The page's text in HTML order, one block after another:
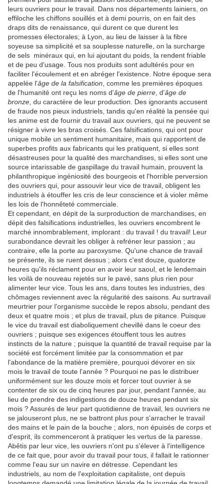
leurs ouvriers pour le travail. Dans nos départements lainiers, on
effiloche les chiffons souillés et à demi pourris, on en fait des
draps dits de renaissance, qui durent ce que durent les
promesses électorales; à Lyon, au lieu de laisser à la fibre
soyeuse sa simplicité et sa souplesse naturelle, on la surcharge
de sels minéraux qui, en lui ajoutant du poids, la rendent friable
et de peu d'usage. Tous nos produits sont adultérés pour en
faciliter l'écoulement et en abréger l'existence. Notre époque sera
appelée l'âge de la falsification , comme les premières époques
de l'humanité ont reçu les noms d'âge de pierre , d'âge de
bronze , du caractère de leur production. Des ignorants accusent
de fraude nos pieux industriels, tandis qu'en réalité la pensée qui
les anime est de fournir du travail aux ouvriers, qui ne peuvent se
résigner à vivre les bras croisés. Ces falsifications, qui ont pour
unique mobile un sentiment humanitaire, mais qui rapportent de
superbes profits aux fabricants qui les pratiquent, si elles sont
désastreuses pour la qualité des marchandises, si elles sont une
source intarissable de gaspillage du travail humain, prouvent la
philanthropique ingéniosité des bourgeois et l'horrible perversion
des ouvriers qui, pour assouvir leur vice de travail, obligent les
industriels à étouffer les cris de leur conscience et à violer même
les lois de l'honnêteté commerciale.
Et cependant, en dépit de la surproduction de marchandises, en
dépit des falsifications industrielles, les ouvriers encombrent le
marché innombrablement, implorant : du travail ! du travail! Leur
surabondance devrait les obliger à refréner leur passion ; au
contraire, elle la porte au paroxysme. Qu'une chance de travail
se présente, ils se ruent dessus ; alors c'est douze, quatorze
heures qu'ils réclament pour en avoir leur saoul, et le lendemain
les voilà de nouveau rejetés sur le pavé, sans plus rien pour
alimenter leur vice. Tous les ans, dans toutes les industries, des
chômages reviennent avec la régularité des saisons. Au surtravail
meurtrier pour l'organisme succède le repos absolu, pendant des
deux et quatre mois ; et plus de travail, plus de pitance. Puisque
le vice du travail est diaboliquement chevillé dans le coeur des
ouvriers ; puisque ses exigences étouffent tous les autres
instincts de la nature ; puisque la quantité de travail requise par la
société est forcément limitée par la consommation et par
l'abondance de la matière première, pourquoi dévorer en six
mois le travail de toute l'année ? Pourquoi ne pas le distribuer
uniformément sur les douze mois et forcer tout ouvrier à se
contenter de six ou de cinq heures par jour, pendant l'année, au
lieu de prendre des indigestions de douze heures pendant six
mois ? Assurés de leur part quotidienne de travail, les ouvriers ne
se jalouseront plus, ne se battront plus pour s'arracher le travail
des mains et le pain de la bouche ; alors, non épuisés de corps et
d'esprit, ils commenceront à pratiquer les vertus de la paresse.
Abêtis par leur vice, les ouvriers n'ont pu s'élever à l'intelligence
de ce fait que, pour avoir du travail pour tous, il fallait le rationner
comme l'eau sur un navire en détresse. Cependant les
industriels, au nom de l'exploitation capitaliste, ont depuis